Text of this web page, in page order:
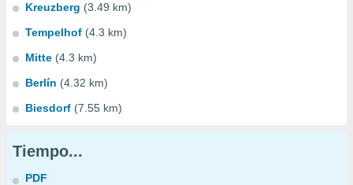
Kreuzberg (3.49 km)
Tempelhof (4.3 km)
Mitte (4.3 km)
Berlín (4.32 km)
Biesdorf (7.55 km)
Tiempo...
PDF